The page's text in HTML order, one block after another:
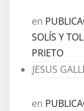
en
SOLÍS Y
PRIETO
JESUS
en